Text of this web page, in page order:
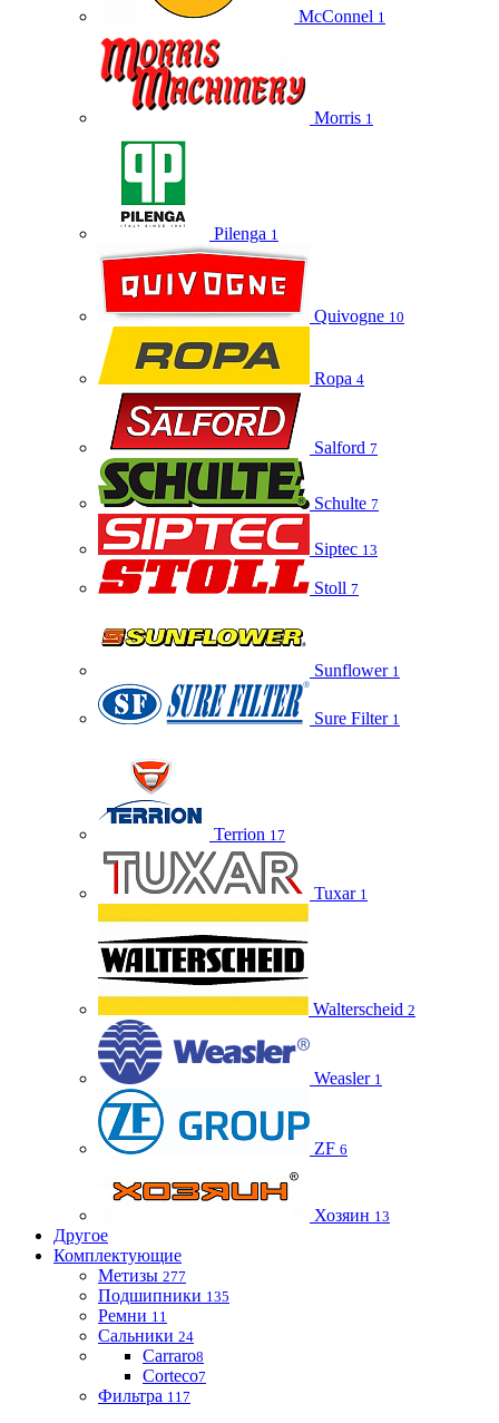
McConnel 1
Morris 1
Pilenga 1
Quivogne 10
Ropa 4
Salford 7
Schulte 7
Siptec 13
Stoll 7
Sunflower 1
Sure Filter 1
Terrion 17
Tuxar 1
Walterscheid 2
Weasler 1
ZF 6
Хозяин 13
Другое
Комплектующие
Метизы 277
Подшипники 135
Ремни 11
Сальники 24
Carraro8
Corteco7
Фильтра 117